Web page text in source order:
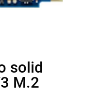
solid
M.2